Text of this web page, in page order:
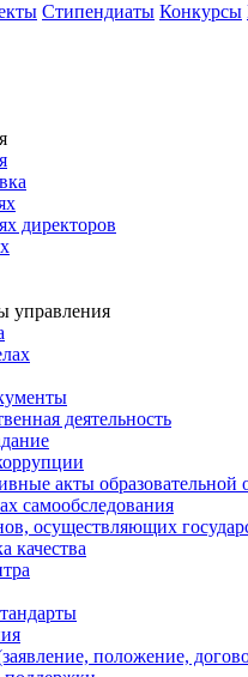
Стипендиаты Конкурсы
директоров
управления
деятельность
акты образовательной
самообследования
осуществляющих
качества
положение,